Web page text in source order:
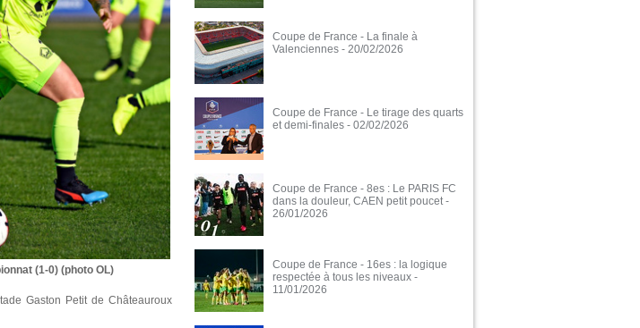
(1-0) (photo OL)
Gaston Petit de Châteauroux
Coupe de France - La finale à
Valenciennes - 20/02/2026
Coupe de France - Le tirage des quarts
et demi-finales - 02/02/2026
Coupe de France - 8es : Le PARIS FC
dans la douleur, CAEN petit poucet -
26/01/2026
Coupe de France - 16es : la logique
respectée à tous les niveaux -
11/01/2026